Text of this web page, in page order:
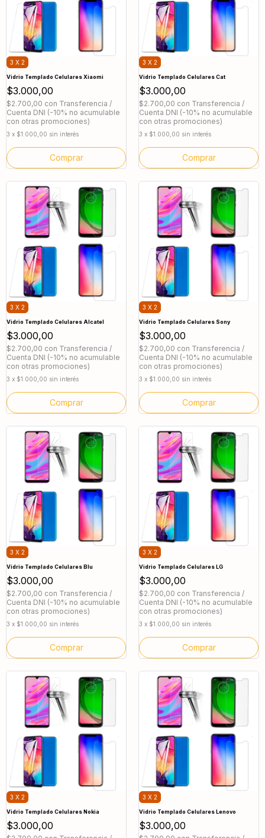
3 X 2
Vidrio Templado Celulares Xiaomi
$3.000,00
$2.700,00 con Transferencia /
Cuenta DNI (-10% no acumulable
con otras promociones)
3 x $1.000,00 sin interés
Comprar
3 X 2
Vidrio Templado Celulares Cat
$3.000,00
$2.700,00 con Transferencia /
Cuenta DNI (-10% no acumulable
con otras promociones)
3 x $1.000,00 sin interés
Comprar
3 X 2
Vidrio Templado Celulares Alcatel
$3.000,00
$2.700,00 con Transferencia /
Cuenta DNI (-10% no acumulable
con otras promociones)
3 x $1.000,00 sin interés
Comprar
3 X 2
Vidrio Templado Celulares Sony
$3.000,00
$2.700,00 con Transferencia /
Cuenta DNI (-10% no acumulable
con otras promociones)
3 x $1.000,00 sin interés
Comprar
3 X 2
Vidrio Templado Celulares Blu
$3.000,00
$2.700,00 con Transferencia /
Cuenta DNI (-10% no acumulable
con otras promociones)
3 x $1.000,00 sin interés
Comprar
3 X 2
Vidrio Templado Celulares LG
$3.000,00
$2.700,00 con Transferencia /
Cuenta DNI (-10% no acumulable
con otras promociones)
3 x $1.000,00 sin interés
Comprar
3 X 2
Vidrio Templado Celulares Nokia
$3.000,00
3 X 2
Vidrio Templado Celulares Lenovo
$3.000,00